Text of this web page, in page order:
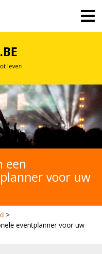
leven
een
voor uw
>
eventplanner voor uw